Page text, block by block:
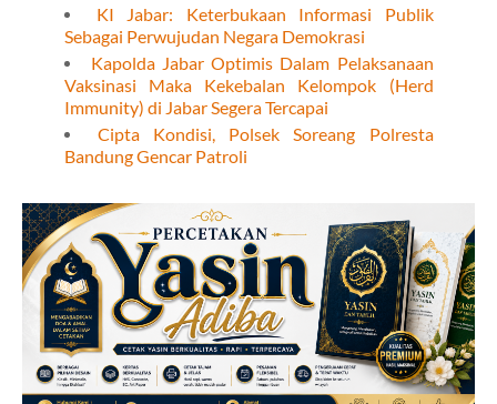
KI Jabar: Keterbukaan Informasi Publik
Sebagai Perwujudan Negara Demokrasi
Kapolda Jabar Optimis Dalam Pelaksanaan
Vaksinasi Maka Kekebalan Kelompok (Herd
Immunity) di Jabar Segera Tercapai
Cipta Kondisi, Polsek Soreang Polresta
Bandung Gencar Patroli